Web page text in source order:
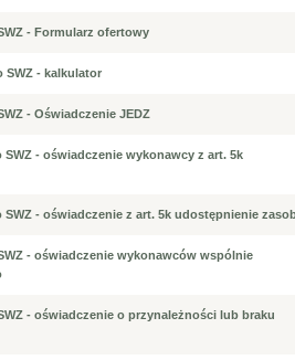
- Formularz ofertowy
SWZ - kalkulator
- Oświadczenie JEDZ
SWZ - oświadczenie wykonawcy z art. 5k
SWZ - oświadczenie z art. 5k udostępnienie
- oświadczenie wykonawców wspólnie
- oświadczenie o przynależności lub braku